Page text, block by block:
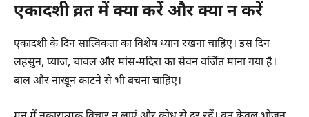
एकादशी व्रत में क्या करें और क्या न करें
एकादशी के दिन सात्विकता का विशेष ध्यान रखना चाहिए। इस दिन
लहसुन, प्याज, चावल और मांस-मदिरा का सेवन वर्जित माना गया है।
बाल और नाखून काटने से भी बचना चाहिए।